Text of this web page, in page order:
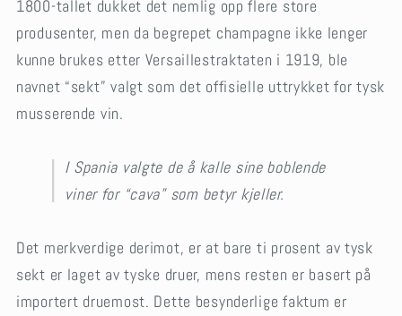
1800-tallet dukket det nemlig opp flere store
produsenter, men da begrepet champagne ikke lenger
kunne brukes etter Versaillestraktaten i 1919, ble
navnet “sekt” valgt som det offisielle uttrykket for tysk
musserende vin.
I Spania valgte de å kalle sine boblende
viner for “cava” som betyr kjeller.
Det merkverdige derimot, er at bare ti prosent av tysk
sekt er laget av tyske druer, mens resten er basert på
importert druemost. Dette besynderlige faktum er